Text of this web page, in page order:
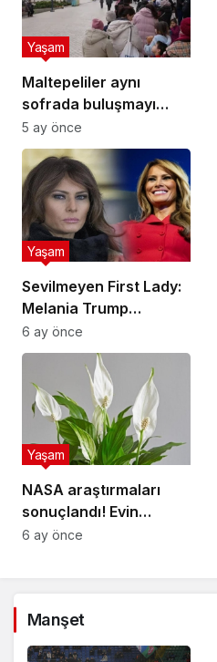
Maltepeliler aynı
sofrada buluşmayı
sürdürüyor
Yaşam
5 ay önce
Sevilmeyen First Lady:
Melania Trump
popülerlik
sıralamasında sondan
Yaşam
6 ay önce
NASA araştırmaları
sonuçlandı! Evin
havasını yüzde doksan
Yaşam
6 ay önce
Manşet